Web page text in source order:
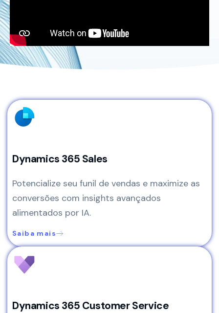
Dynamics 365 Sales
Potencialize seu funil de vendas e maximize as
conversões com insights avançados
alimentados por IA.
Saiba mais
Dynamics 365 Customer Service